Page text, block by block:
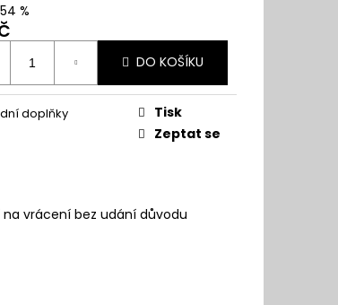
%
DO KOŠÍKU
doplňky
Tisk
Zeptat se
na vrácení bez udání důvodu